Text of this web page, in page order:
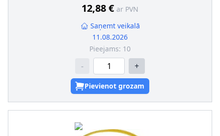
Nesatur SVHC vielas!
Spraudņa korpusa veids : Kontaktligzdas korpuss
Temperatūras diapazons no [°C]:-25
Temperatūras diapazons līdz [°C]:
Vada šķērsgriezums [mm²]
Vadu izolācijas materiāls:Silikons
12,88 € ar PVN
Saņemt veikalā
11.08.2026
Pieejams: 10
- +
Pievienot grozam